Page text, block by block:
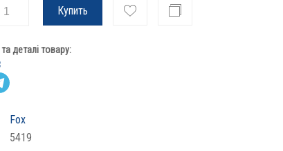
Купить
деталі товару:
Fox
5419